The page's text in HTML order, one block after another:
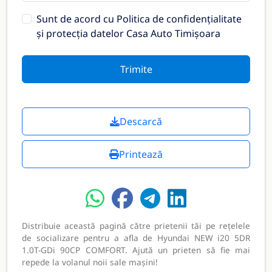
Sunt de acord cu Politica de confidențialitate
și protecția datelor Casa Auto Timișoara
Trimite
Descarcă
Printează
Distribuie această pagină către prietenii tăi pe rețelele
de socializare pentru a afla de Hyundai NEW i20 5DR
1.0T-GDi 90CP COMFORT. Ajută un prieten să fie mai
repede la volanul noii sale mașini!